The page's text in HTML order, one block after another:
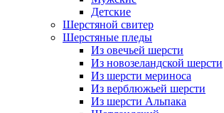
Детские
Шерстяной свитер
Шерстяные пледы
Из овечьей шерсти
Из новозеландской шерсти
Из шерсти мериноса
Из верблюжьей шерсти
Из шерсти Альпака